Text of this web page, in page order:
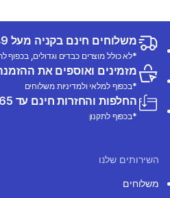
משלוחים חינם בקניה מעל 249 ש"ח
*לא כולל מוצרים כבדים וגדולים, בכפוף
מזמינים ואוספים את
*בכפוף למלאי ולמדיניות משלוחים
החלפות והחזרות חינם עד 365 ימים ממועד הרכישה
*בכפוף לתקנון
השירותים שלנו
משלוחים